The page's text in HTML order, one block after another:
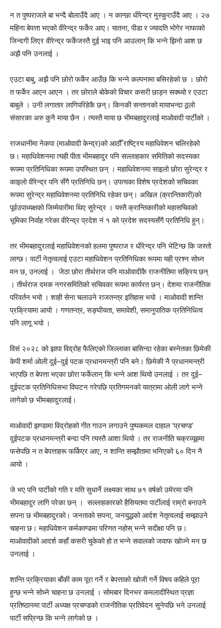
न त पुष्पराजले बा भन्दै बोलाउँदै आए । न कान्छा धीरेन्द्र मुस्कुराउँदै आए । २७
महिना बेपत्ता भएको वीरेन्द्र फर्केर आए। यातना, पीडा र ज्यादति भोगेर नाफाको
जिन्दगी लिएर वीरेन्द्र फर्केजस्तै दुई भाइ पनि आउलान् कि भन्ने झिनो आश छ
अझै पनि उनलाई ।
एउटा बाबु, अझै पनि छोरो फर्केर आउँछ कि भन्ने कल्पनामा बसिरहेको छ । छोरो
त फर्केर आएन आएन । तर छोराले बोकेको विचार कसरी छाड्न सक्थ्यो र एउटा
बाबुले । उनी लगातार लागिपरिहेकै छन्। किनकी सन्तानको मायाभन्दा ठूलो
संसारका अरु कुनै माया छैन । त्यस्तै माया छ भीमबहादुरलाई माओवादी पार्टीको ।
राजधानीमा नेकपा (माओवादी केन्द्र)को आठौँ राष्ट्रिय महाधिवेशन चलिरहेको
छ। महाधिवेशनमा त्यही पीता भीमबहादुर पनि सल्लाहकार समितिको सदस्यका
रूपमा प्रतिनिधिका रूपमा उपस्थित छन् । महाधिवेशनमा साइलो छोरा सुरेन्द्र र
काइलो वीरेन्द्र पनि सँगै प्रतिनिधि छन्। उपत्यका विशेष प्रदेशको सचिवका
रूपमा सुरेन्द्र महाधिवेशनमा प्रतिनिधि रहेका छन्। अखिल (क्रान्तिकारी)को
पूर्वउपाध्यक्षको जिम्मेवारीमा थिए सुरेन्द्र । यस्तै क्रान्तिकारीको महासचिवको
भूमिका निर्वाह गरेका वीरेन्द्र प्रदेश नं १ को प्रदेश सदस्यसँगै प्रतिनिधि हुन्।
तर भीमबहादुरलाई महाधिवेशनको हलमा पुष्पराज र धीरेन्द्र पनि भेटिन्छ कि जस्तो
लाग्छ। पार्टी नेतृत्वलाई एउटा महाधिवेशन प्रतिनिधिका रूपमा यही प्रश्न सोध्न
मन छ, उनलाई । जेठा छोरा तीर्थराज पनि माओवादीकै राजनीतिमा सक्रिय छन्
। तीर्थराज दमक नगरसमितिको सचिवका रूपमा कार्यरत छन्। देशमा राजनीतिक
परिवर्तन भयो । शाही सेना चलाउने राजतन्त्र इतिहास भयो । माओवादी शान्ति
प्रक्रियामा आयो । गणतन्त्र, सङ्घीयता, समावेशी, समानुपातिक प्रतिनिधित्व
पनि लागू भयो ।
विसं २०२८ को झापा विद्रोह फैलिएको जिल्लाका बासिन्दा रहेका बस्नेतका छिमेकी
केपी शर्मा ओली दुई–दुई पटक प्रधानमन्त्री पनि बने। छिमेकी नै प्रधानमन्त्री
भएपछि त बेपत्ता भएका छोरा फर्केलान् कि भन्ने आश थियो उनलाई । तर दुई–
दुईपटक प्रतिनिधिसभा विघटन गरेपछि प्रतिगमनको यात्रामा ओली लागे भन्ने
लागेको छ भीमबहादुरलाई।
माओवादी झण्डामा विद्रोहको गीत गाउन लगाउने पुष्पकमल दाहाल ‘प्रचण्ड’
दुईपटक प्रधानमन्त्री बन्दा पनि त्यस्तै आशा थियो । तर राजनीति चक्रव्यूहमा
फसेपछि न त बेपत्ताहरू फर्किएर आए, न शान्ति सम्झौतामा भनिएको ६० दिन नै
आयो ।
जे भए पनि पार्टीको गति र मति सुधार्ने लक्ष्यका साथ ७१ वर्षको उमेरमा पनि
भीमबहादुर लागि परेका छन् । सल्लाहकारको हैसियतमा पार्टीलाई राम्रो बनाउने
सपना छ भीमबहादुरको। जनताको सपना, जनयुद्धको आर्दश नेतृत्वलाई सम्झाउने
चाहना छ। महाधिवेशन कर्मकाण्डमा परिणत नहोस् भन्ने सदीक्षा पनि छ।
माओवादीको आदर्श कहाँ कसरी चुकेको हो त भन्ने सवालको जवाफ खोज्ने मन छ
उनलाई ।
शान्ति प्रक्रियाका बाँकी काम पूरा गर्ने र बेपत्ताको खोजी गर्ने विषय कहिले पूरा
हुन्छ भन्ने सोध्ने चाहना छ उनलाई । सोमबार दिनभर कमलादीस्थित प्रज्ञा
प्रतिष्ठानमा पार्टी अध्यक्ष प्रचण्डको राजनीतिक प्रतिवेदन सुनेपछि भने उनलाई
पार्टी सप्रिन्छ कि भन्ने लागेको छ ।